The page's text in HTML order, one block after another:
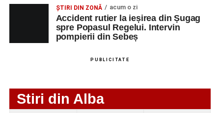
NUMERICA
Ultimele știri din Sebeș
ȘTIRI DIN ZONĂ acum o zi
Accident rutier la ieșirea din Șugag
spre Popasul Regelui. Intervin
pompierii din Sebeș
PUBLICITATE
Stiri din Alba